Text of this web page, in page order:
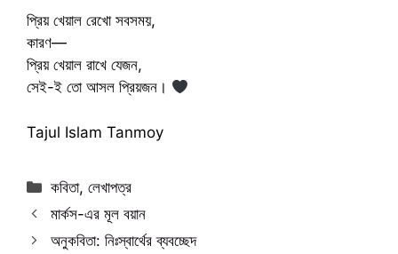
প্রিয় খেয়াল রেখো সবসময়,
কারণ—
প্রিয় খেয়াল রাখে যেজন,
সেই-ই তো আসল প্রিয়জন।
Tajul Islam Tanmoy
Categories
কবিতা,লেখাপত্র
মার্কস-এর মূল বয়ান
অনুকবিতা: নিঃস্বার্থের ব্যবচ্ছেদ